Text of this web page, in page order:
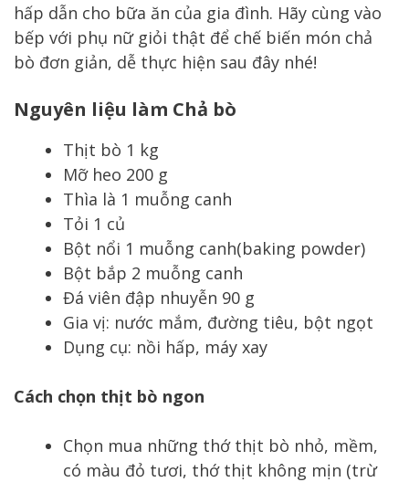
hấp dẫn cho bữa ăn của gia đình. Hãy cùng vào
bếp với phụ nữ giỏi thật để chế biến món chả
bò đơn giản, dễ thực hiện sau đây nhé!
Nguyên liệu làm Chả bò
Thịt bò 1 kg
Mỡ heo 200 g
Thìa là 1 muỗng canh
Tỏi 1 củ
Bột nổi 1 muỗng canh(baking powder)
Bột bắp 2 muỗng canh
Đá viên đập nhuyễn 90 g
Gia vị: nước mắm, đường tiêu, bột ngọt
Dụng cụ: nồi hấp, máy xay
Cách chọn thịt bò ngon
Chọn mua những thớ thịt bò nhỏ, mềm,
có màu đỏ tươi, thớ thịt không mịn (trừ